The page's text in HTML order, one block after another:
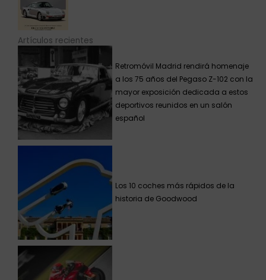
Artículos recientes
Retromóvil Madrid rendirá homenaje
a los 75 años del Pegaso Z-102 con la
mayor exposición dedicada a estos
deportivos reunidos en un salón
español
Los 10 coches más rápidos de la
historia de Goodwood